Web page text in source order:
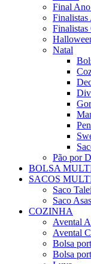
Final
Finalistas
Natal
Pão por
BOLSA
SACOS
Saco
Saco
COZINHA
Avental
Avental
Bolsa
Bolsa